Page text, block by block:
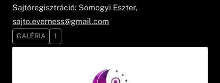
Sajtóregisztráció: Somogyi Eszter,
sajto.everness@gmail.com
GALÉRIA 1